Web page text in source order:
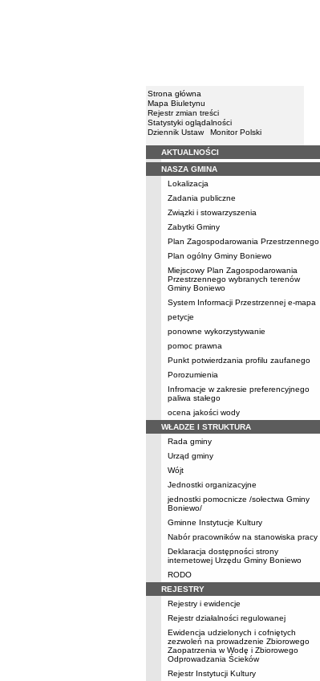
Strona główna
Mapa Biuletynu
Rejestr zmian treści
Statystyki oglądalności
Dziennik Ustaw
Monitor Polski
Menu
AKTUALNOŚCI
NASZA GMINA
Lokalizacja
Zadania publiczne
Związki i stowarzyszenia
Zabytki Gminy
Plan Zagospodarowania Przestrzennego
Plan ogólny Gminy Boniewo
Miejscowy Plan Zagospodarowania
Przestrzennego wybranych terenów
Gminy Boniewo
System Informacji Przestrzennej e-mapa
petycje
ponowne wykorzystywanie
pomoc prawna
Punkt potwierdzania profilu zaufanego
Porozumienia
Infromacje w zakresie preferencyjnego
paliwa stałego
ocena jakości wody
WŁADZE I STRUKTURA
Rada gminy
Urząd gminy
Wójt
Jednostki organizacyjne
jednostki pomocnicze /sołectwa Gminy
Boniewo/
Gminne Instytucje Kultury
Nabór pracowników na stanowiska pracy
Deklaracja dostępności strony
internetowej Urzędu Gminy Boniewo
RODO
REJESTRY
Rejestry i ewidencje
Rejestr działalności regulowanej
Ewidencja udzielonych i cofniętych
zezwoleń na prowadzenie Zbiorowego
Zaopatrzenia w Wodę i Zbiorowego
Odprowadzania Ścieków
Rejestr Instytucji Kultury